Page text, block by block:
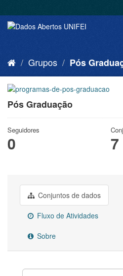
Grupos Pós
Pós Graduação
Seguidores
0 7
Conjuntos de dados
Fluxo de Atividades
Sobre